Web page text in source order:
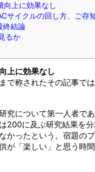
向上に効果なし
サイクルの回し方、ご存
終結論
るか
上に効果なし
で称されたその記事で
究について第一人者で
200に及ぶ研究結果を
かったという。宿題の
が「楽しい」と思う時